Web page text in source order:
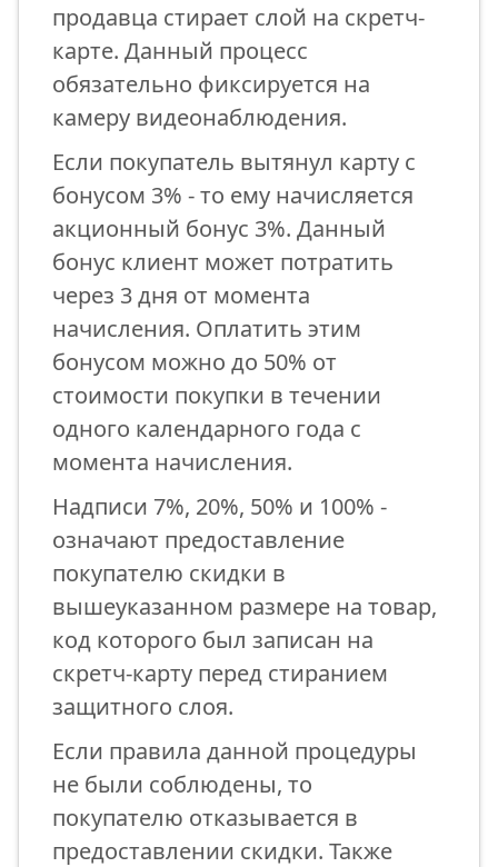
продавца стирает слой на скретч-
карте. Данный процесс
обязательно фиксируется на
камеру видеонаблюдения.
Если покупатель вытянул карту с
бонусом 3% - то ему начисляется
акционный бонус 3%. Данный
бонус клиент может потратить
через 3 дня от момента
начисления. Оплатить этим
бонусом можно до 50% от
стоимости покупки в течении
одного календарного года с
момента начисления.
Надписи 7%, 20%, 50% и 100% -
означают предоставление
покупателю скидки в
вышеуказанном размере на товар,
код которого был записан на
скретч-карту перед стиранием
защитного слоя.
Если правила данной процедуры
не были соблюдены, то
покупателю отказывается в
предоставлении скидки. Также